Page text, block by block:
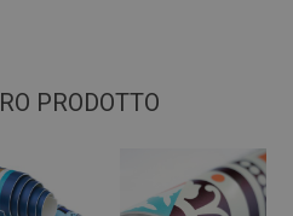
PRODOTTO